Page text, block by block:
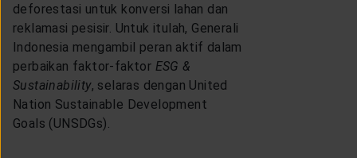
deforestasi untuk konversi lahan dan
reklamasi pesisir. Untuk itulah, Generali
Indonesia mengambil peran aktif dalam
perbaikan faktor-faktor ESG &
Sustainability, selaras dengan United
Nation Sustainable Development
Goals (UNSDGs).